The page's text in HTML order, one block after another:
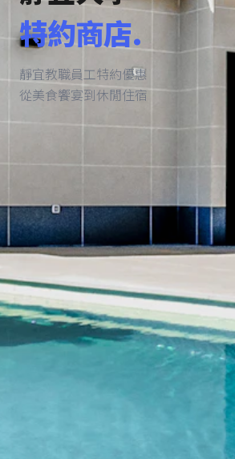
特約商店.
靜宜教職員工特約優惠
從美食饗宴到休閒住宿